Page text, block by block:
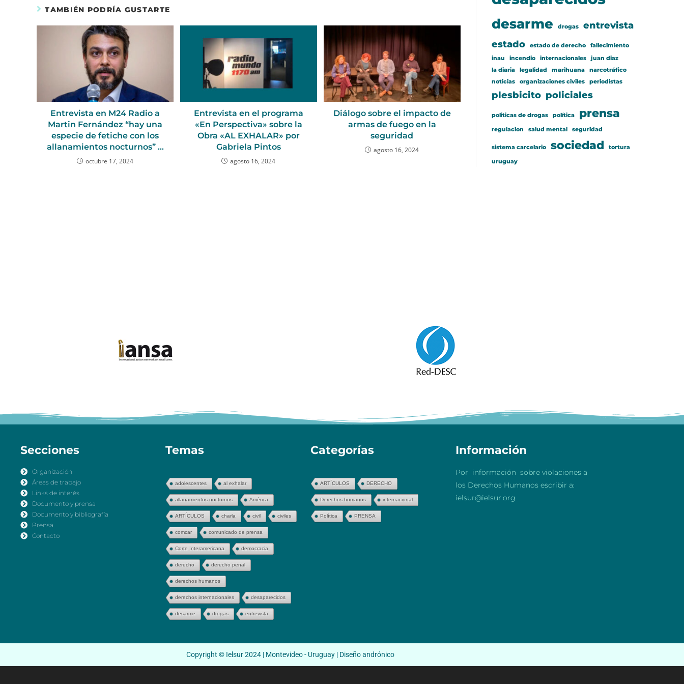
TAMBIÉN PODRÍA GUSTARTE
Entrevista en M24 Radio a
Martin Fernández “hay una
especie de fetiche con los
allanamientos nocturnos” …
octubre 17, 2024
Entrevista en el programa
«En Perspectiva» sobre la
Obra «AL EXHALAR» por
Gabriela Pintos
agosto 16, 2024
Diálogo sobre el impacto de
armas de fuego en la
seguridad
agosto 16, 2024
desarme drogas
entrevista
estado
estado de derecho
fallecimiento
inau
incendio internacionales
juan diaz
la diaria
legalidad marihuana
narcotráfico
noticias
organizaciones civiles periodistas
plesbicito policiales
politicas de drogas política prensa
regulacion salud mental seguridad
sistema carcelario sociedad tortura
uruguay
Secciones
Organización
Áreas de trabajo
Links de interés
Documento y prensa
Documento y bibliografía
Prensa
Contacto
Temas
adolescentes al exhalar
allanamientos nocturnos América
ARTÍCULOS charla civil civiles
comcar comunicado de prensa
Corte Interamericana democracia
derecho derecho penal
derechos humanos
derechos internacionales desaparecidos
desarme drogas entrevista
Categorías
ARTÍCULOS DERECHO
Derechos humanos internacional
Política PRENSA
Información
Por información sobre violaciones a
los Derechos Humanos escribir a:
ielsur@ielsur.org
Copyright © Ielsur 2024 | Montevideo - Uruguay | Diseño andrónico